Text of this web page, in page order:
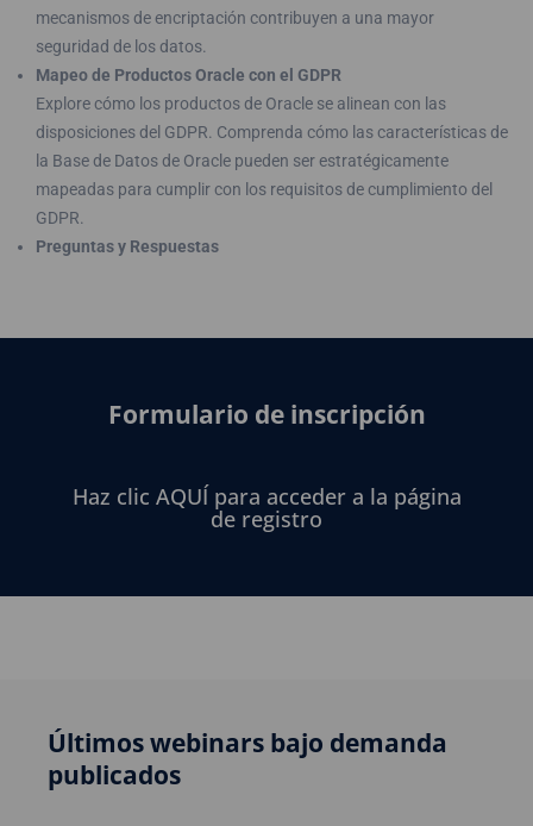
mecanismos de encriptación contribuyen a una mayor
seguridad de los datos.
Mapeo de Productos Oracle con el GDPR
Explore cómo los productos de Oracle se alinean con las
disposiciones del GDPR. Comprenda cómo las características de
la Base de Datos de Oracle pueden ser estratégicamente
mapeadas para cumplir con los requisitos de cumplimiento del
GDPR.
Preguntas y Respuestas
Formulario de inscripción
Haz clic AQUÍ para acceder a la página
de registro
Últimos webinars bajo demanda
publicados